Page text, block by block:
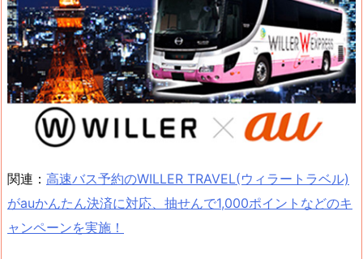
関連： 高速バス予約のWILLER TRAVEL(ウィラートラベル)
がauかんたん決済に対応、抽せんで1,000ポイントなどのキ
ャンペーンを実施！